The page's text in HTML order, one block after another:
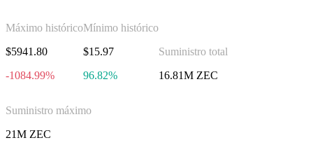
Máximo histórico
$5941.80
-1084.99%
Mínimo histórico
$15.97
96.82%
Suministro total
16.81M ZEC
Suministro máximo
21M ZEC